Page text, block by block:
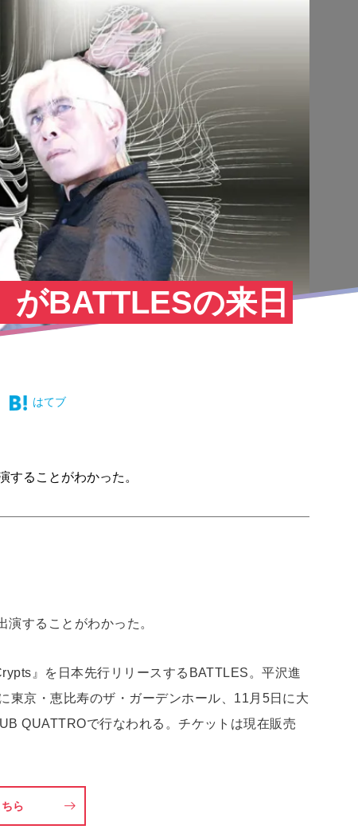
がBATTLESの来日
はてブ
することがわかった。
することがわかった。
』を日本先行リリースするBATTLES。平沢進
東京・恵比寿のザ・ガーデンホール、11月5日に大
QUATTROで行なわれる。チケットは現在販売
ら